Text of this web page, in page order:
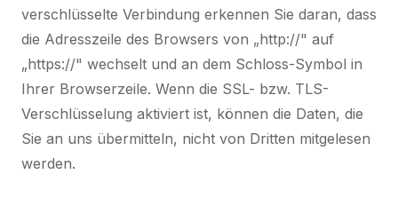
verschlüsselte Verbindung erkennen Sie daran, dass
die Adresszeile des Browsers von „http://" auf
„https://" wechselt und an dem Schloss-Symbol in
Ihrer Browserzeile. Wenn die SSL- bzw. TLS-
Verschlüsselung aktiviert ist, können die Daten, die
Sie an uns übermitteln, nicht von Dritten mitgelesen
werden.